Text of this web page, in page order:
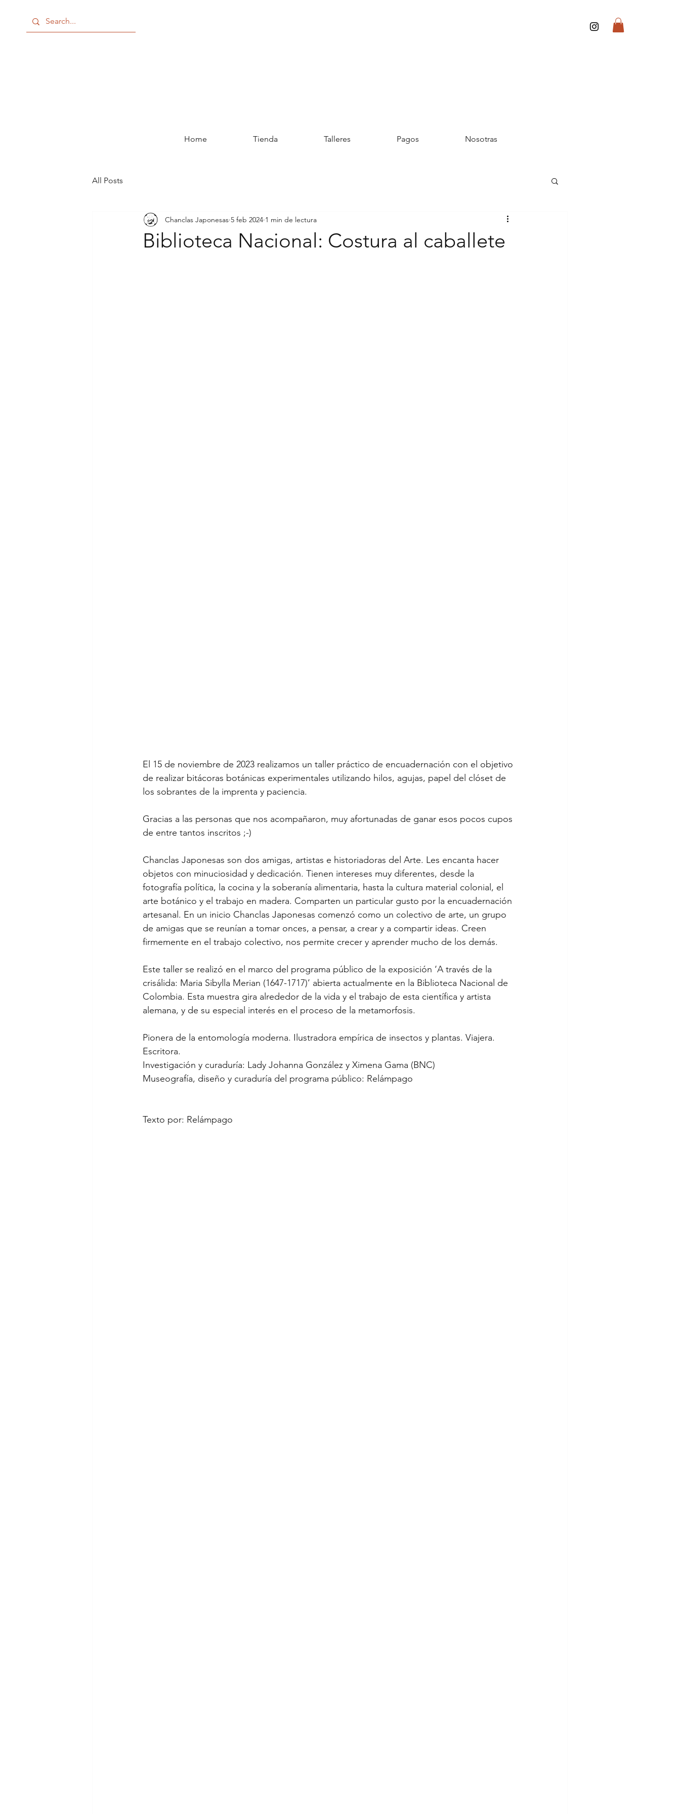
Home Tienda Talleres Pagos Nosotras
All Posts
Biblioteca Nacional: Costura al caballete
Chanclas Japonesas 5 feb 2024 1 min de lectura
El 15 de noviembre de 2023 realizamos un taller práctico de encuadernación con el objetivo
de realizar bitácoras botánicas experimentales utilizando hilos, agujas, papel del clóset de
los sobrantes de la imprenta y paciencia.
Gracias a las personas que nos acompañaron, muy afortunadas de ganar esos pocos cupos
de entre tantos inscritos ;-)
Chanclas Japonesas son dos amigas, artistas e historiadoras del Arte. Les encanta hacer
objetos con minuciosidad y dedicación. Tienen intereses muy diferentes, desde la
fotografía política, la cocina y la soberanía alimentaria, hasta la cultura material colonial, el
arte botánico y el trabajo en madera. Comparten un particular gusto por la encuadernación
artesanal. En un inicio Chanclas Japonesas comenzó como un colectivo de arte, un grupo
de amigas que se reunían a tomar onces, a pensar, a crear y a compartir ideas. Creen
firmemente en el trabajo colectivo, nos permite crecer y aprender mucho de los demás.
Este taller se realizó en el marco del programa público de la exposición ‘A través de la
crisálida: Maria Sibylla Merian (1647-1717)’ abierta actualmente en la Biblioteca Nacional de
Colombia. Esta muestra gira alrededor de la vida y el trabajo de esta científica y artista
alemana, y de su especial interés en el proceso de la metamorfosis.
Pionera de la entomología moderna. Ilustradora empírica de insectos y plantas. Viajera.
Escritora.
Investigación y curaduría: Lady Johanna González y Ximena Gama (BNC)
Museografía, diseño y curaduría del programa público: Relámpago
Texto por: Relámpago